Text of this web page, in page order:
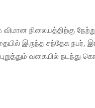
விமான நிலையத்திற்கு
இருந்த சந்தேக
வகையில் நடந்து